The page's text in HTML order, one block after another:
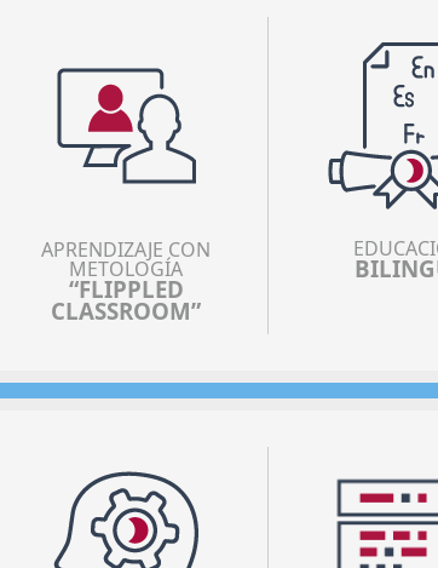
APRENDIZAJE CON
METOLOGÍA
“FLIPPLED
CLASSROOM”